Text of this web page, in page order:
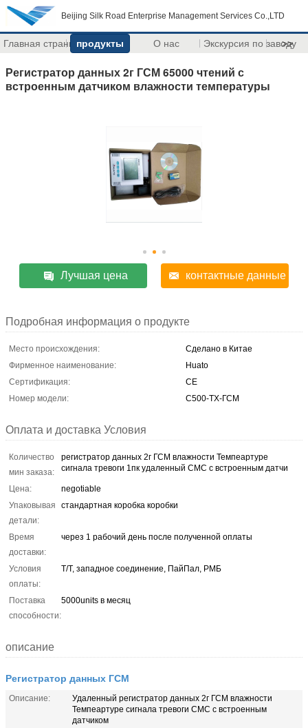
Beijing Silk Road Enterprise Management Services Co.,LTD
Главная страницапродукты О нас Экскурсия по заводу
>>
Регистратор данных 2г ГСМ 65000 чтений с
встроенным датчиком влажности температуры
Лучшая цена контактные данные
Подробная информация о продукте
Место происхождения:
Сделано в Китае
Фирменное наименование:
Huato
Сертификация:
CE
Номер модели:
С500-ТХ-ГСМ
Оплата и доставка Условия
Количество
мин заказа:
регистратор данных 2г ГСМ влажности Темпеартуре
сигнала тревоги 1пк удаленный СМС с встроенным датчи
Цена:
negotiable
Упаковывая
детали:
стандартная коробка коробки
Время
доставки:
через 1 рабочий день после полученной оплаты
Условия
оплаты:
Т/Т, западное соединение, ПайПал, РМБ
Поставка
способности:
5000units в месяц
описание
Регистратор данных ГСМ
Описание:
Удаленный регистратор данных 2г ГСМ влажности
Темпеартуре сигнала тревоги СМС с встроенным
датчиком